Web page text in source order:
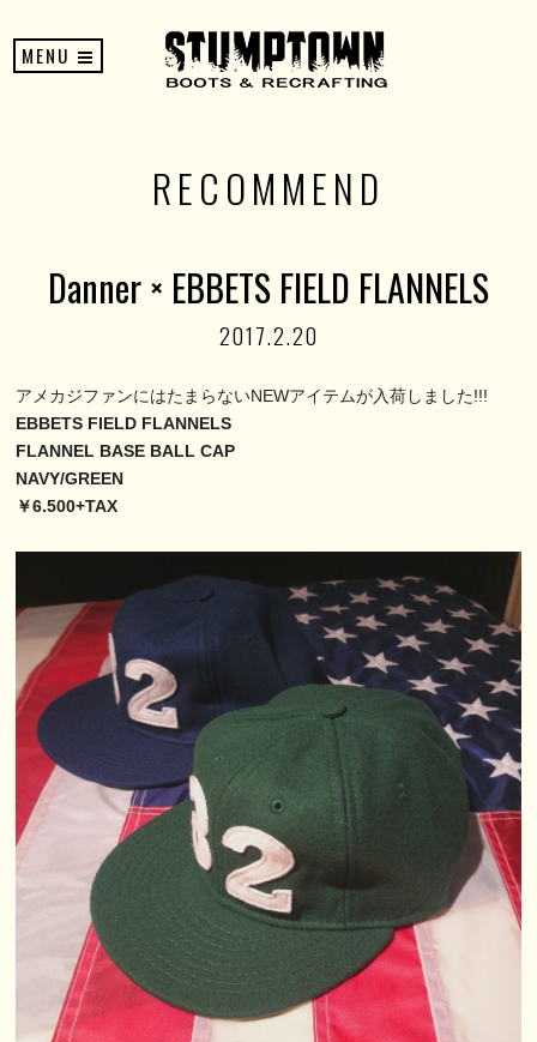
MENU
RECOMMEND
Danner × EBBETS FIELD FLANNELS
2017.2.20
アメカジファンにはたまらないNEWアイテムが入荷しました!!!
EBBETS FIELD FLANNELS
FLANNEL BASE BALL CAP
NAVY/GREEN
￥6.500+TAX